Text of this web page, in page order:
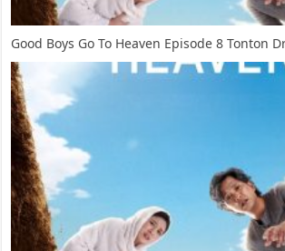
Good Boys Go To Heaven Episode 8 Tonton